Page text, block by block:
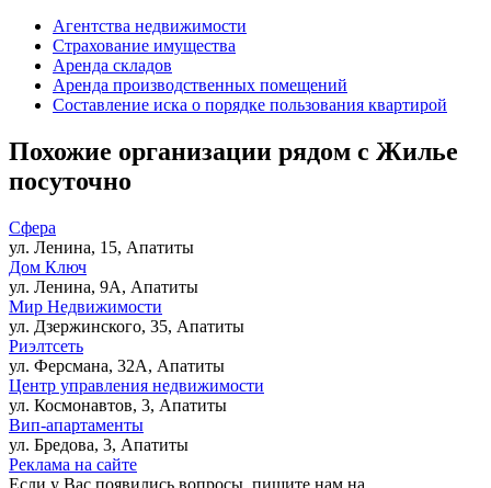
Агентства недвижимости
Страхование имущества
Аренда складов
Аренда производственных помещений
Составление иска о порядке пользования квартирой
Похожие организации рядом с Жилье
посуточно
Сфера
ул. Ленина, 15, Апатиты
Дом Ключ
ул. Ленина, 9А, Апатиты
Мир Недвижимости
ул. Дзержинского, 35, Апатиты
Риэлтсеть
ул. Ферсмана, 32А, Апатиты
Центр управления недвижимости
ул. Космонавтов, 3, Апатиты
Вип-апартаменты
ул. Бредова, 3, Апатиты
Реклама на сайте